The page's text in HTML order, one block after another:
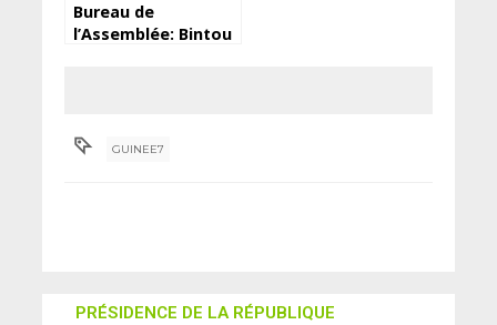
Bureau de
l’Assemblée: Bintou
GUINEE7
PRÉSIDENCE DE LA RÉPUBLIQUE